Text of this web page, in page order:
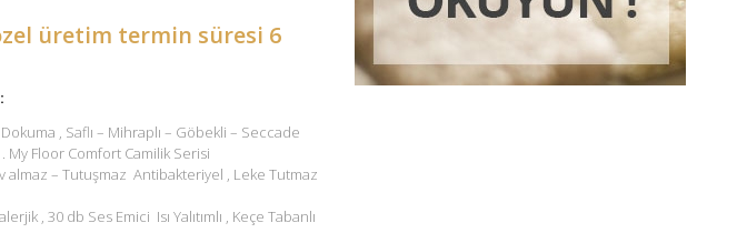
üretim termin süresi 6
, Saflı – Mihraplı – Göbekli – Seccade
My Floor Comfort Camilik Serisi
almaz – Tutuşmaz Antibakteriyel , Leke Tutmaz
, 30 db Ses Emici Isı Yalıtımlı , Keçe Tabanlı